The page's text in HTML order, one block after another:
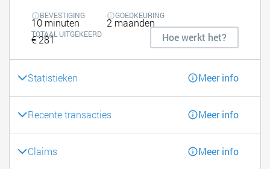
BEVESTIGING
10 minuten
GOEDKEURING
2 maanden
TOTAAL UITGEKEERD
€ 281 Hoe werkt het?
Statistieken Meer info
Recente transacties Meer info
Claims Meer info